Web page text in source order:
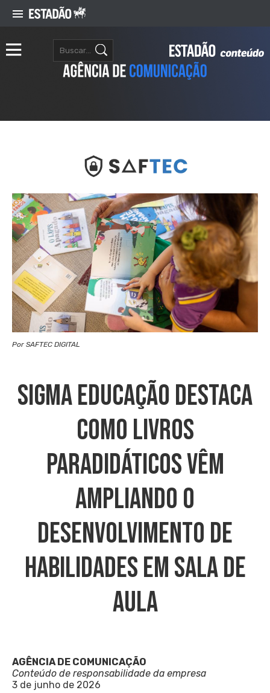
Por SAFTEC DIGITAL
Sigma Educação Destaca
Como Livros
Paradidáticos Vêm
Ampliando O
Desenvolvimento De
Habilidades Em Sala De
Aula
AGÊNCIA DE COMUNICAÇÃO
Conteúdo de responsabilidade da empresa
3 de junho de 2026